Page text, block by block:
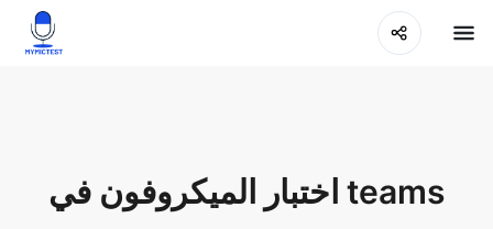
اختبار الميكروفون في teams